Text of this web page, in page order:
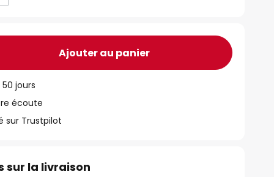
Ajouter au panier
jours
écoute
sur Trustpilot
sur la livraison